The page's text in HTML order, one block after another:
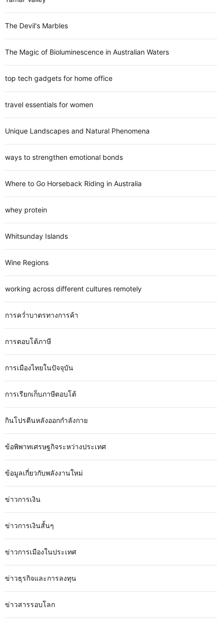
The Devil's Marbles
The Magic of Bioluminescence in Australian Waters
top tech gadgets for home office
travel essentials for women
Unique Landscapes and Natural Phenomena
ways to strengthen emotional bonds
Where to Go Horseback Riding in Australia
whey protein
Whitsunday Islands
Wine Regions
working across different cultures remotely
การคว่ำบาตรทางการค้า
การตอบโต้ภาษี
การเมืองไทยในปัจจุบัน
การเรียกเก็บภาษีตอบโต้
กินโปรตีนหลังออกกำลังกาย
ข้อพิพาทเศรษฐกิจระหว่างประเทศ
ข้อมูลเกี่ยวกับพลังงานใหม่
ข่าวการเงิน
ข่าวการเงินสั้นๆ
ข่าวการเมืองในประเทศ
ข่าวธุรกิจและการลงทุน
ข่าวสารรอบโลก